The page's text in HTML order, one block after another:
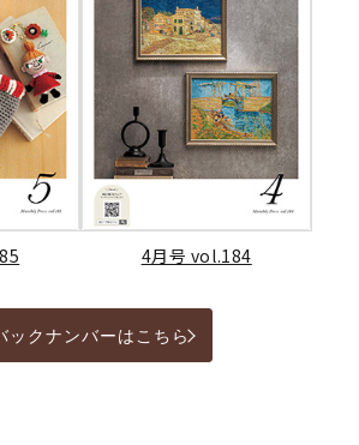
4月号 vol.184
ックナンバーはこちら